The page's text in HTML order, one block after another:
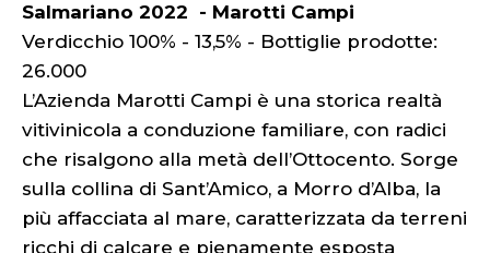
Salmariano 2022 - Marotti Campi
Verdicchio 100% - 13,5% - Bottiglie prodotte:
26.000
L’Azienda Marotti Campi è una storica realtà
vitivinicola a conduzione familiare, con radici
che risalgono alla metà dell’Ottocento. Sorge
sulla collina di Sant’Amico, a Morro d’Alba, la
più affacciata al mare, caratterizzata da terreni
ricchi di calcare e pienamente esposta